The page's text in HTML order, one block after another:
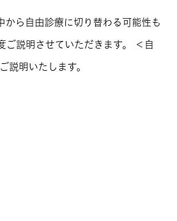
ら自由診療に切り替わる可能性も
ご説明させていただきます。 ＜自
説明いたします。